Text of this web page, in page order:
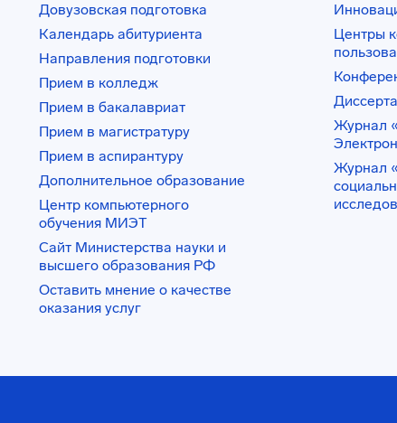
Довузовская подготовка
Календарь абитуриента
Направления подготовки
Прием в колледж
Прием в бакалавриат
Прием в магистратуру
Прием в аспирантуру
Дополнительное образование
Центр компьютерного
обучения МИЭТ
Сайт Министерства науки и
высшего образования РФ
Оставить мнение о качестве
оказания услуг
Центры
Журнал
Журнал